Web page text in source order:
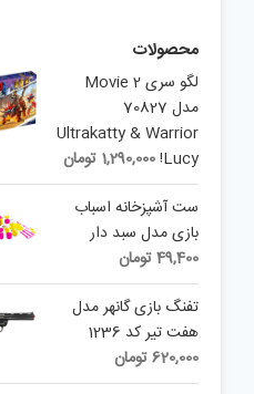
محصولات
لگو سری 2 Movie
مدل 70827
Ultrakatty & Warrior
Lucy!
1,290,000 تومان
ست آشپزخانه اسباب
بازی مدل سبد دار
49,400تومان
تفنگ بازی گانهر مدل
هفت تیر کد 1236
620,000تومان